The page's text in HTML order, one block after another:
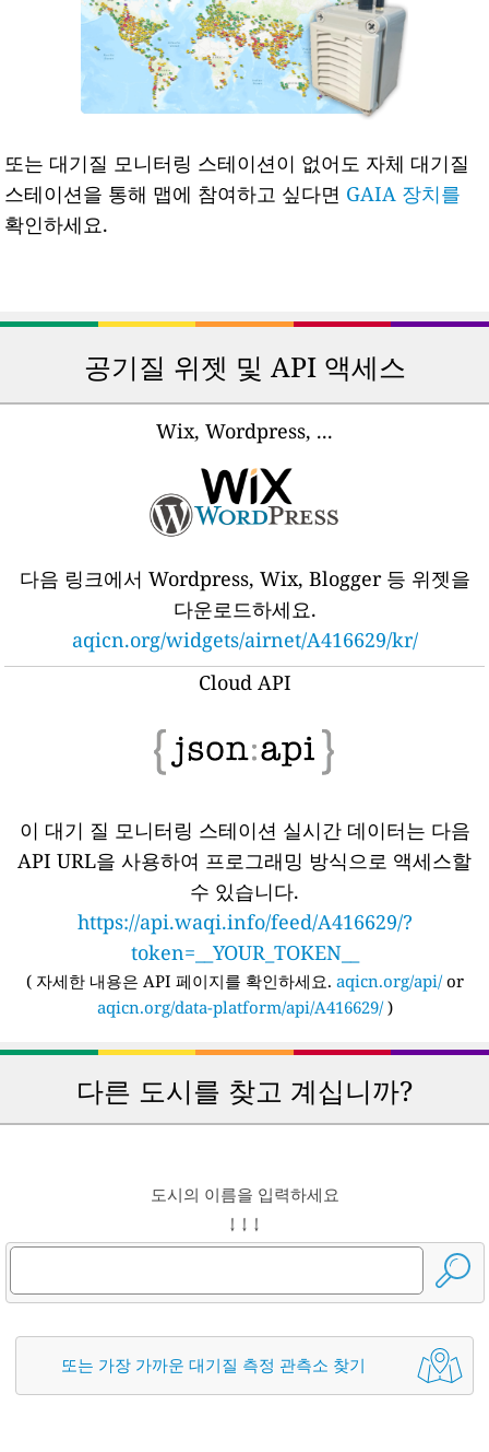
또는 대기질 모니터링 스테이션이 없어도 자체 대기질
스테이션을 통해 맵에 참여하고 싶다면 GAIA 장치를
확인하세요.
공기질 위젯 및 API 액세스
Wix, Wordpress, ...
다음 링크에서 Wordpress, Wix, Blogger 등 위젯을
다운로드하세요.
aqicn.org/widgets/airnet/A416629/kr/
Cloud API
이 대기 질 모니터링 스테이션 실시간 데이터는 다음
API URL을 사용하여 프로그래밍 방식으로 액세스할
수 있습니다.
https://api.waqi.info/feed/A416629/?
token=__YOUR_TOKEN__
( 자세한 내용은 API 페이지를 확인하세요. aqicn.org/api/or
aqicn.org/data-platform/api/A416629/)
다른 도시를 찾고 계십니까?
도시의 이름을 입력하세요
↓ ↓ ↓
또는 가장 가까운 대기질 측정 관측소 찾기